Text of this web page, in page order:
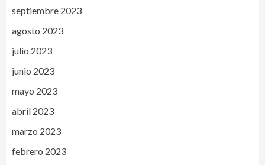
septiembre 2023
agosto 2023
julio 2023
junio 2023
mayo 2023
abril 2023
marzo 2023
febrero 2023